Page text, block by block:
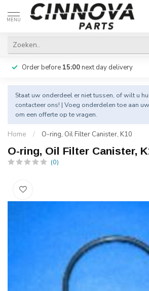
MENU
Order before 15:00next day delivery
Staat uw onderdeel er niet tussen, of wilt u
contacteer ons! | Voeg onderdelen toe aan
om een offerte op te vragen.
Home / O-ring, Oil Filter Canister, K10
O-ring, Oil Filter Canister,
(0)